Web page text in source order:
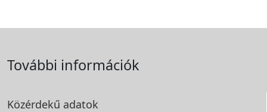
További információk
Közérdekű adatok